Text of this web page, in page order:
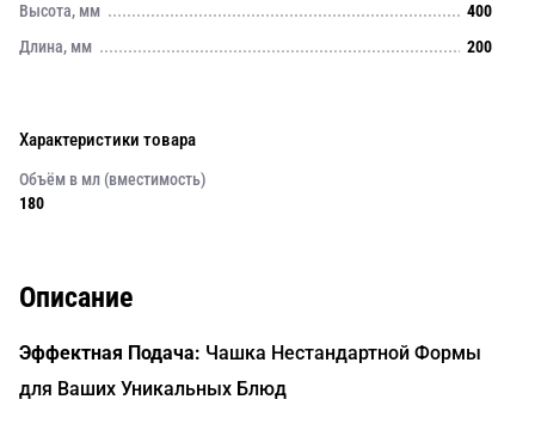
Высота, мм
400
Длина, мм
200
Характеристики товара
Объём в мл (вместимость)
180
Описание
Эффектная Подача: Чашка Нестандартной Формы
для Ваших Уникальных Блюд